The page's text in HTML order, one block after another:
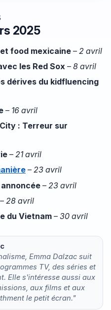
2025
food mexicaine–2 avril
les Red Sox –8 avril
dérives du kidfluencing
– 16 avril
: Terreur sur
–21 avril
–23 avril
–23 avril
28 avril
du Vietnam –30 avril
Emma Dalzac suit
TV, des séries et
Elle s'intéresse aussi aux
aux films et aux
le petit écran."